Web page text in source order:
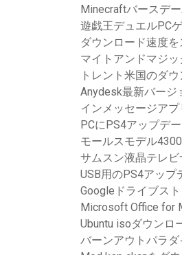
Minecraftバースデ
遊戯王デュエルPC
ダウンロード速度
マイトアンドマジ
トレント米国のダ
Anydesk最新バージ
インメッセージア
PCにPS4アップデ
モールスモデル
サムスン液晶テレ
USB用のPS4アップ
Googleドライブス
Microsoft Office for
Ubuntu isoダウンロ
バーンアウトパラダ